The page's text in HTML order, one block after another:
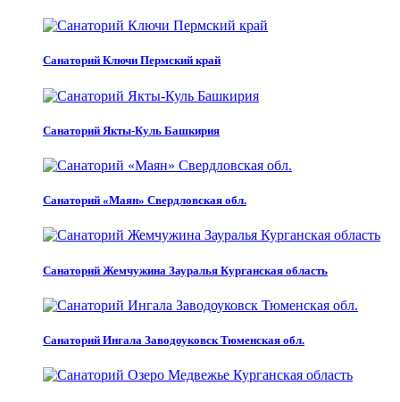
Санаторий Ключи Пермский край
Санаторий Якты-Куль Башкирия
Санаторий «Маян» Свердловская обл.
Санаторий Жемчужина Зауралья Курганская область
Санаторий Ингала Заводоуковск Тюменская обл.